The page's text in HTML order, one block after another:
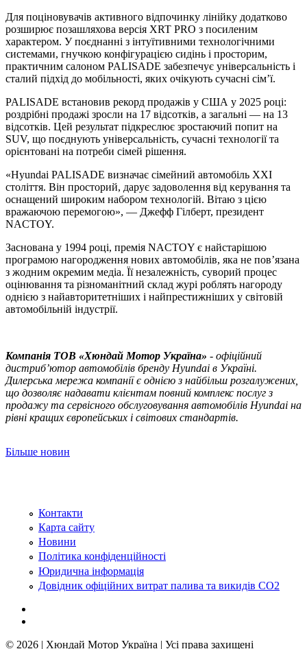
Для поціновувачів активного відпочинку лінійку додатково
розширює позашляхова версія XRT PRO з посиленим
характером. У поєднанні з інтуїтивними технологічними
системами, гнучкою конфігурацією сидінь і просторим,
практичним салоном PALISADE забезпечує універсальність і
сталий підхід до мобільності, яких очікують сучасні сім’ї.
PALISADE встановив рекорд продажів у США у 2025 році:
роздрібні продажі зросли на 17 відсотків, а загальні — на 13
відсотків. Цей результат підкреслює зростаючий попит на
SUV, що поєднують універсальність, сучасні технології та
орієнтовані на потреби сімей рішення.
«Hyundai PALISADE визначає сімейний автомобіль XXI
століття. Він просторий, дарує задоволення від керування та
оснащений широким набором технологій. Вітаю з цією
вражаючою перемогою», — Джефф Гілберт, президент
NACTOY.
Заснована у 1994 році, премія NACTOY є найстарішою
програмою нагородження нових автомобілів, яка не пов’язана
з жодним окремим медіа. Її незалежність, суворий процес
оцінювання та різноманітний склад журі роблять нагороду
однією з найавторитетніших і найпрестижніших у світовій
автомобільній індустрії.
Компанія ТOВ «Хюндай Мотор Україна» - офіційний
дистриб’ютор автомобілів бренду Hyundai в Україні.
Дилерська мережа компанії є однією з найбільш розгалужених,
що дозволяє надавати клієнтам повний комплекс послуг з
продажу та сервісного обслуговування автомобілів Hyundai на
рівні кращих європейських і світових стандартів.
Більше новин
Контакти
Карта сайту
Новини
Політика конфіденційності
Юридична інформація
Довідник офіційних витрат палива та викидів СО2
© 2026 | Хюндай Мотор Україна | Усі права захищені